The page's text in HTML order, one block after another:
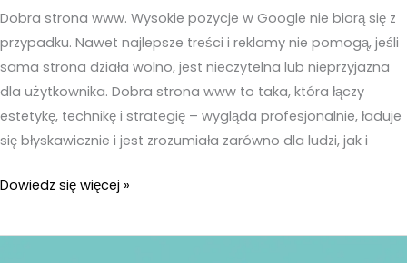
Dobra strona www. Wysokie pozycje w Google nie biorą się z
przypadku. Nawet najlepsze treści i reklamy nie pomogą, jeśli
sama strona działa wolno, jest nieczytelna lub nieprzyjazna
dla użytkownika. Dobra strona www to taka, która łączy
estetykę, technikę i strategię – wygląda profesjonalnie, ładuje
się błyskawicznie i jest zrozumiała zarówno dla ludzi, jak i
Dobra
www
Dowiedz się więcej »